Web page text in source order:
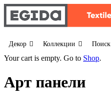
Декор Коллекции Поиск
Your cart is empty. Go to Shop.
Арт панели